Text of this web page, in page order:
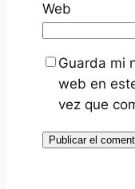
Web
Guarda mi
web en
vez que